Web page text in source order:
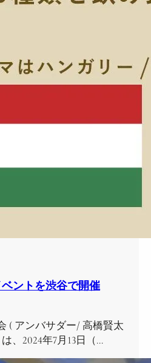
ントを渋谷で開催
( アンバサダー/ 高橋賢太
、2024年7月13日（…